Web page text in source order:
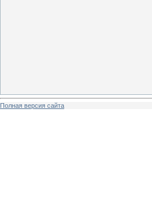
Полная версия сайта